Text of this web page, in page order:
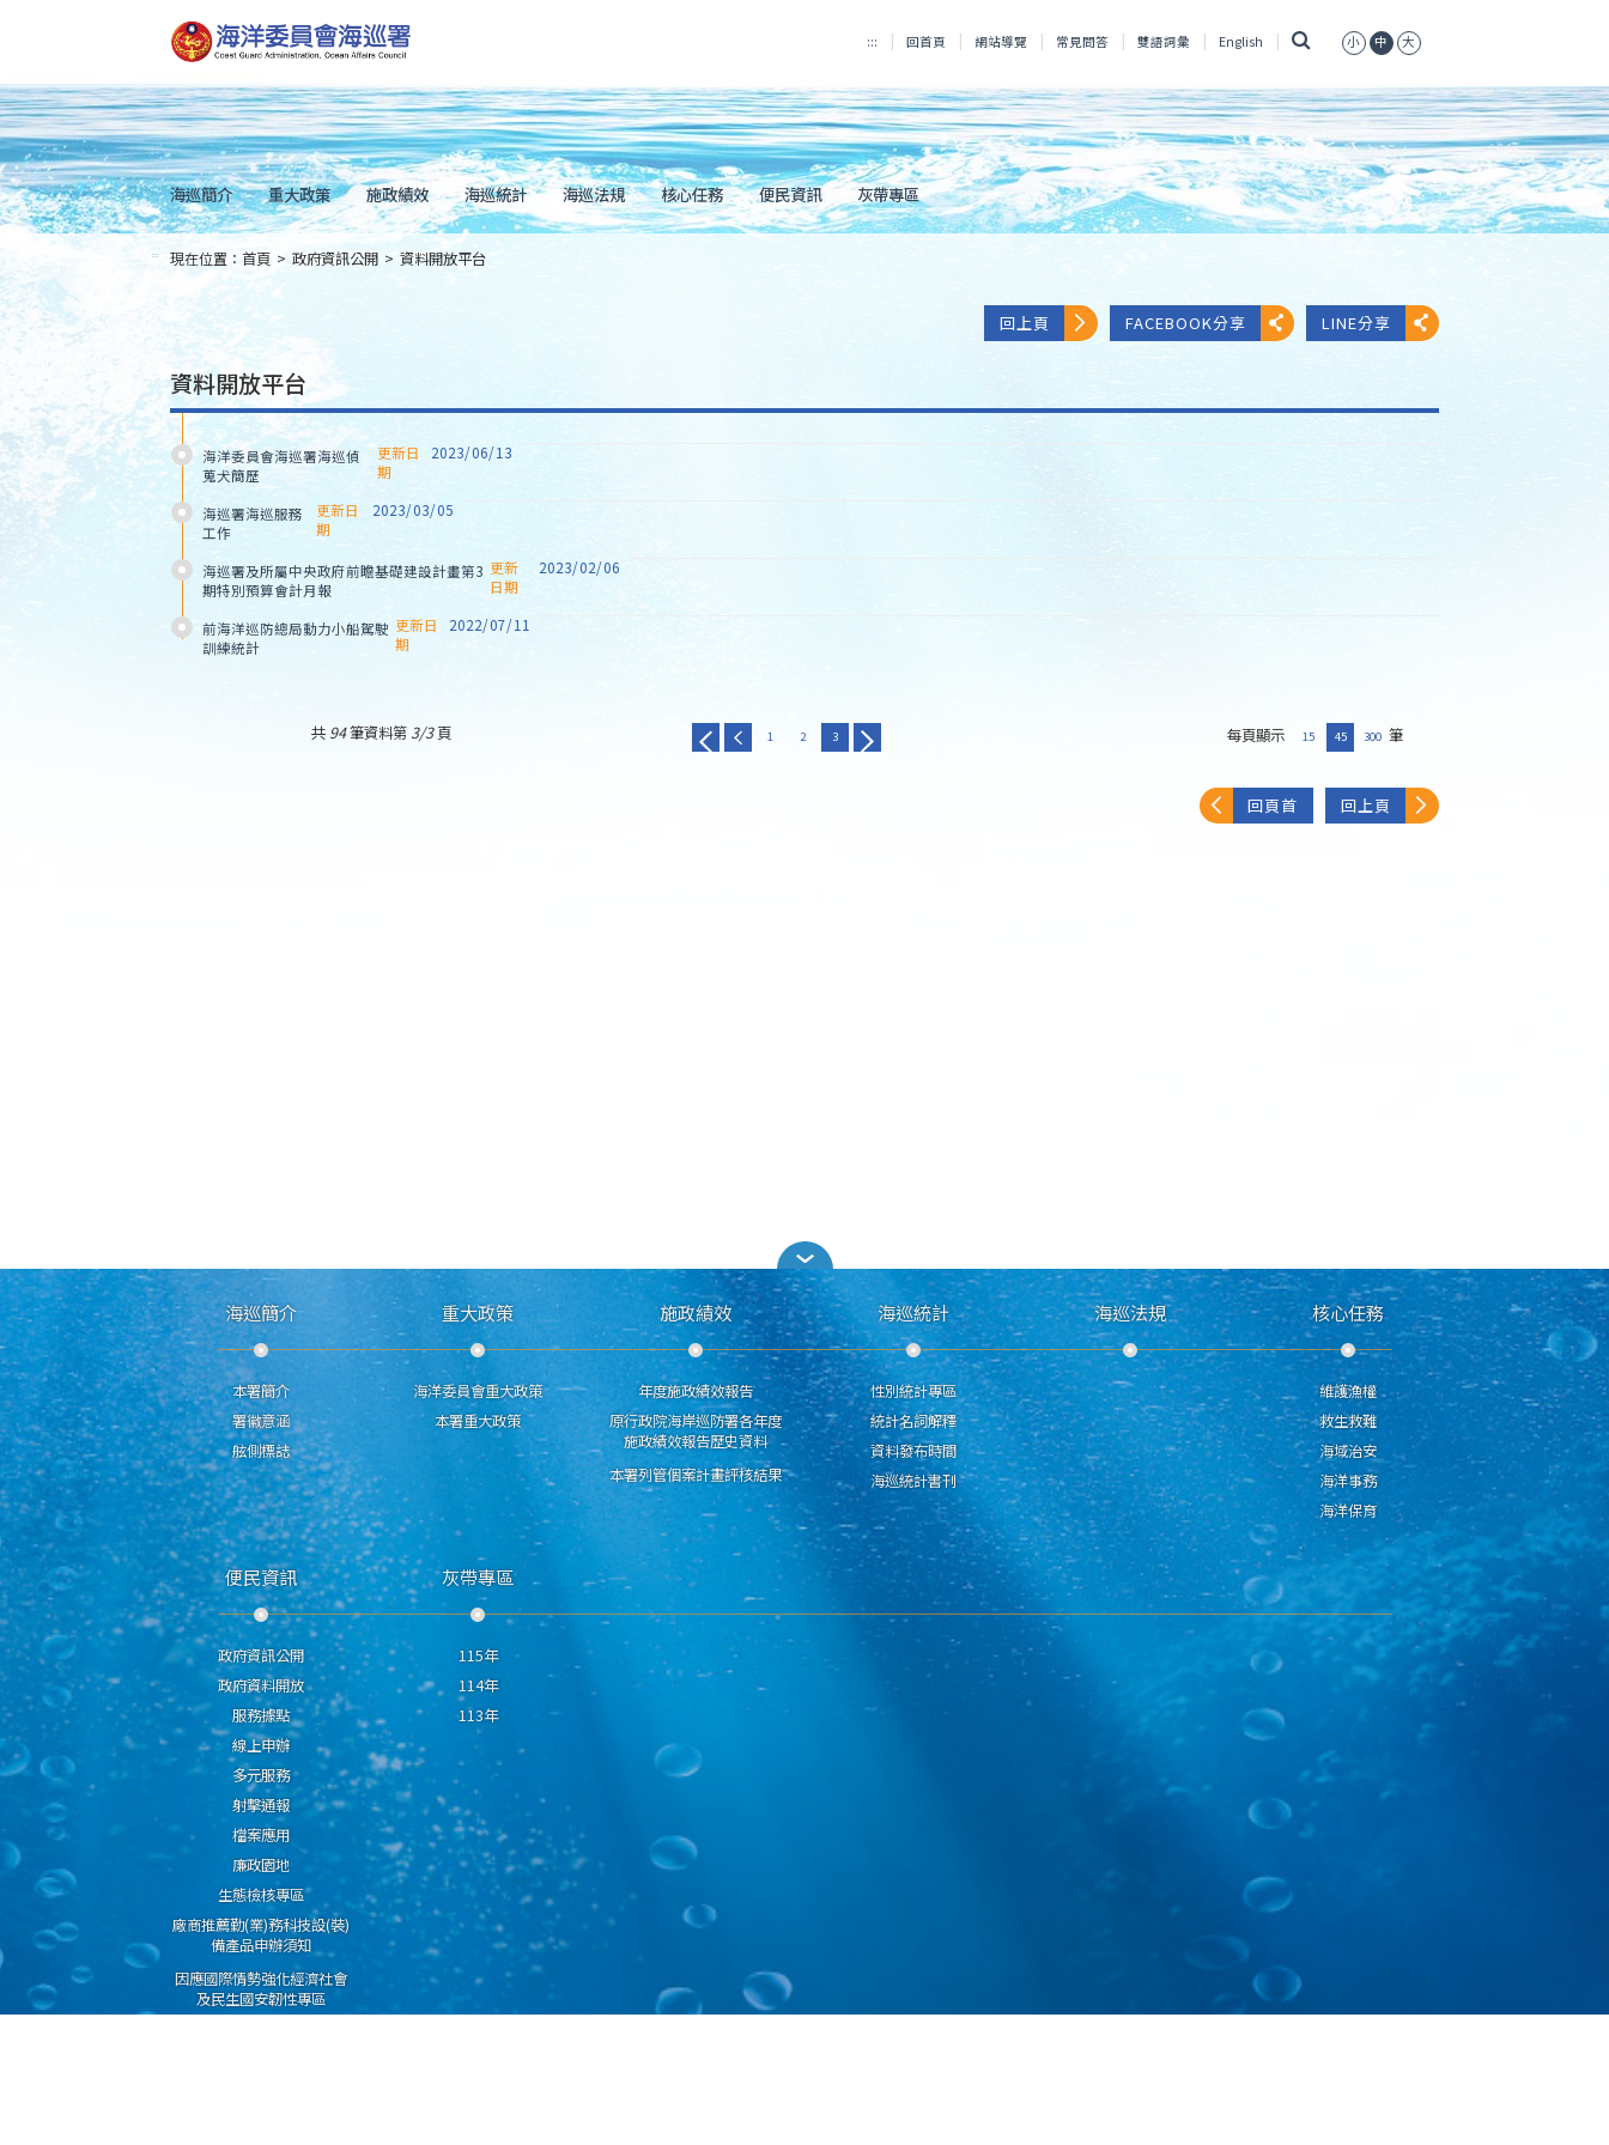
到
主
內
容
Skip
to
main
content
::: 回首頁 網站導覽 常見問答 雙語詞彙 English 小 中 大
海巡簡介 重大政策 施政績效 海巡統計 海巡法規 核心任務 便民資訊 灰帶專區
::: 現在位置： 首頁 > 政府資訊公開 > 資料開放平台
回上頁 FACEBOOK分享 LINE分享
資料開放平台
海洋委員會海巡署海巡偵
蒐犬簡歷
更新日
期
2023/06/13
海巡署海巡服務
工作
更新日
期
2023/03/05
海巡署及所屬中央政府前瞻基礎建設計畫第3
期特別預算會計月報
更新
日期
2023/02/06
前海洋巡防總局動力小船駕駛
訓練統計
更新日
期
2022/07/11
共 94筆資料第 3/3頁 1 2 3 每頁顯示 15 45 300 筆
回頁首 回上頁
海巡簡介
本署簡介
署徽意涵
舷側標誌
重大政策
海洋委員會重大政策
本署重大政策
施政績效
年度施政績效報告
原行政院海岸巡防署各年度
施政績效報告歷史資料
本署列管個案計畫評核結果
海巡統計
性別統計專區
統計名詞解釋
資料發布時間
海巡統計書刊
海巡法規 核心任務
維護漁權
救生救難
海域治安
海洋事務
海洋保育
便民資訊
政府資訊公開
政府資料開放
服務據點
線上申辦
多元服務
射擊通報
檔案應用
廉政園地
生態檢核專區
廠商推薦勤(業)務科技設(裝)
備產品申辦須知
因應國際情勢強化經濟社會
及民生國安韌性專區
灰帶專區
115年
114年
113年